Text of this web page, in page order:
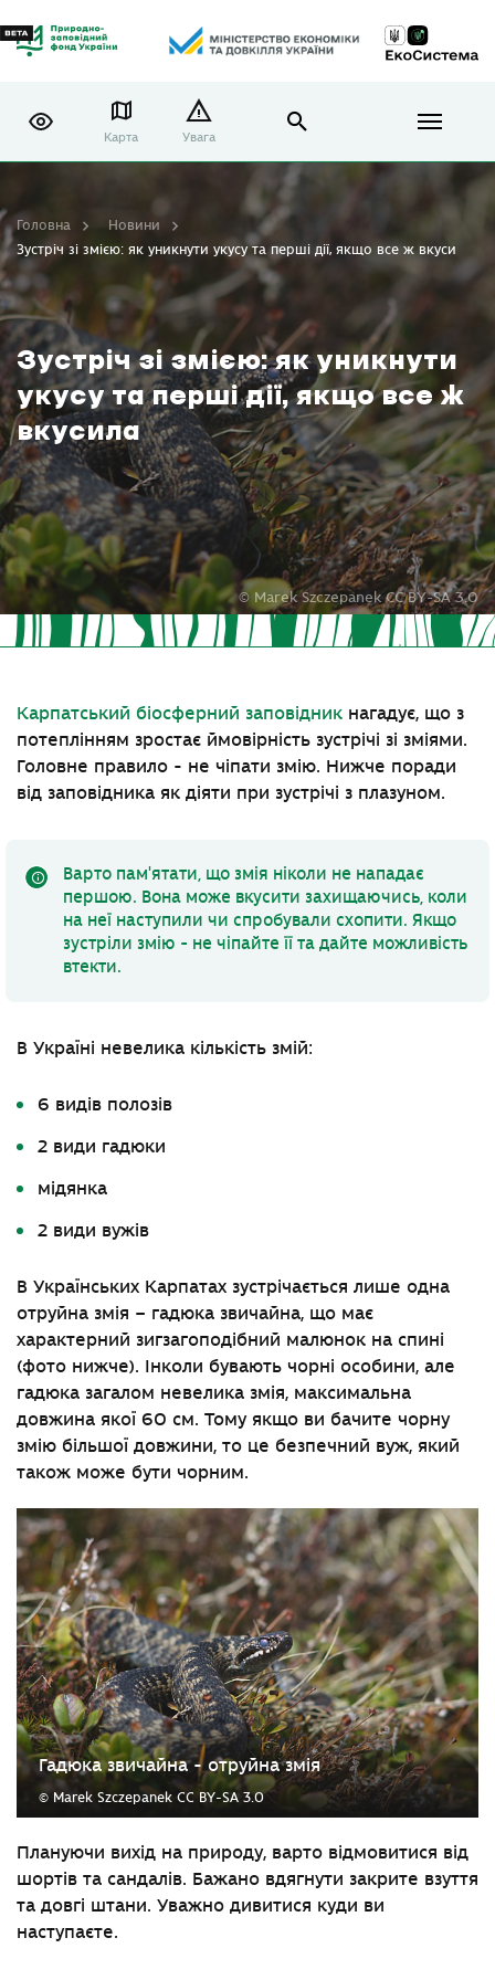
Карта Увага
Зустріч зі змією: як уникнути
укусу та перші дії, якщо все ж
вкусила
Головна
Новини
Зустріч зі змією: як уникнути укусу та перші дії, якщо все ж вкусила
© Marek Szczepanek CC BY-SA 3.0
Карпатський біосферний заповідник нагадує, що з
потеплінням зростає ймовірність зустрічі зі зміями.
Головне правило - не чіпати змію. Нижче поради
від заповідника як діяти при зустрічі з плазуном.
Варто пам'ятати, що змія ніколи не нападає
першою. Вона може вкусити захищаючись, коли
на неї наступили чи спробували схопити. Якщо
зустріли змію - не чіпайте її та дайте можливість
втекти.
В Україні невелика кількість змій:
6 видів полозів
2 види гадюки
мідянка
2 види вужів
В Українських Карпатах зустрічається лише одна
отруйна змія – гадюка звичайна, що має
характерний зигзагоподібний малюнок на спині
(фото нижче). Інколи бувають чорні особини, але
гадюка загалом невелика змія, максимальна
довжина якої 60 см. Тому якщо ви бачите чорну
змію більшої довжини, то це безпечний вуж, який
також може бути чорним.
Гадюка звичайна - отруйна змія
© Marek Szczepanek CC BY-SA 3.0
Плануючи вихід на природу, варто відмовитися від
шортів та сандалів. Бажано вдягнути закрите взуття
та довгі штани. Уважно дивитися куди ви
наступаєте.